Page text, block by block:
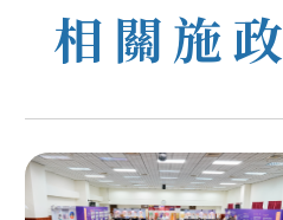
相關施政